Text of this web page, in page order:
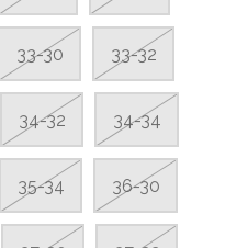
33-30 33-32
34-32 34-34
35-34 36-30